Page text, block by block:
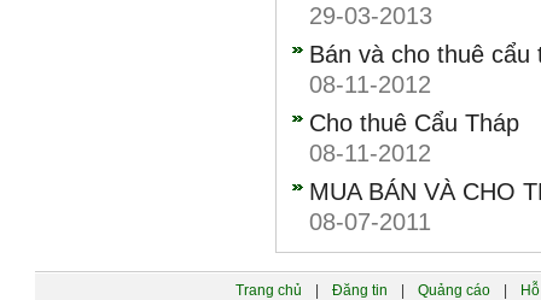
29-03-2013
Bán và cho thuê cẩu
08-11-2012
Cho thuê Cẩu Tháp
08-11-2012
MUA BÁN VÀ CHO
08-07-2011
Trang chủ Đăng tin Quảng cáo